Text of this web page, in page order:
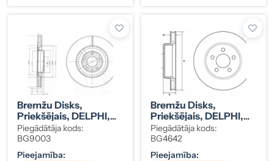
Bremžu Disks,
Priekšējais, DELPHI,
AUDI A4, RS4, S4
8E0615301K
Piegādātāja kods:
BG9003
Pieejamība:
Bremžu Disks,
Priekšējais, DELPHI,
DODGE / JEEP
2AMV9938AB (2 Gab.
Komplekts)
Piegādātāja kods:
BG4642
Pieejamība: